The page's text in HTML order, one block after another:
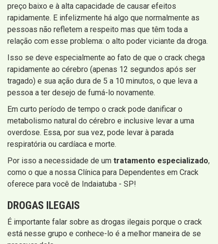
preço baixo e à alta capacidade de causar efeitos
rapidamente. E infelizmente há algo que normalmente as
pessoas não refletem a respeito mas que têm toda a
relação com esse problema: o alto poder viciante da droga.
Isso se deve especialmente ao fato de que o crack chega
rapidamente ao cérebro (apenas 12 segundos após ser
tragado) e sua ação dura de 5 a 10 minutos, o que leva a
pessoa a ter desejo de fumá-lo novamente.
Em curto período de tempo o crack pode danificar o
metabolismo natural do cérebro e inclusive levar a uma
overdose. Essa, por sua vez, pode levar à parada
respiratória ou cardíaca e morte.
Por isso a necessidade de um tratamento especializado,
como o que a nossa Clínica para Dependentes em Crack
oferece para você de Indaiatuba - SP!
DROGAS ILEGAIS
É importante falar sobre as drogas ilegais porque o crack
está nesse grupo e conhece-lo é a melhor maneira de se